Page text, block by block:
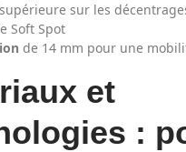
supérieure sur les
Soft Spot
de 14 mm pour une
et
: